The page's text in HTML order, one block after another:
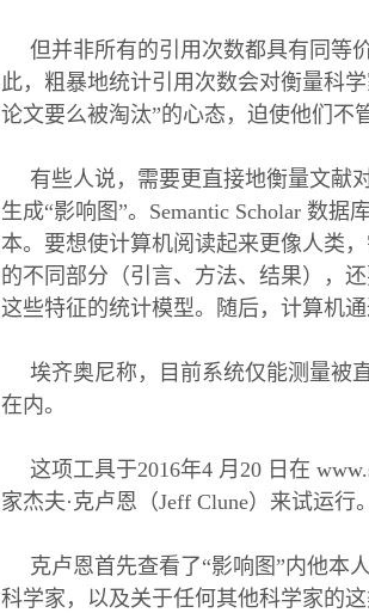
但并非所有的引用次数都具有同等
此，粗暴地统计引用次数会对衡量科
论文要么被淘汰”的心态，迫使他们不
有些人说，需要更直接地衡量文献
生成“影响图”。Semantic Scholar 数
本。要想使计算机阅读起来更像人类
的不同部分（引言、方法、结果），
这些特征的统计模型。随后，计算机
埃齐奥尼称，目前系统仅能测量被
在内。
这项工具于2016年4 月20 日在
家杰夫·克卢恩（Jeff Clune）来试运行。
克卢恩首先查看了“影响图”内他本
科学家，以及关于任何其他科学家的